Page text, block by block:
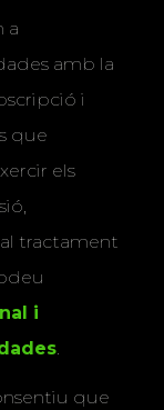
a
amb la
i
que
els
tractament
i
.
que